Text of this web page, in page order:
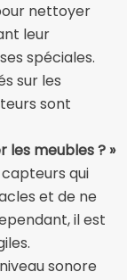
nettoyer
leur
spéciales.
sur les
sont
les meubles ? »
qui
et de ne
il est
sonore